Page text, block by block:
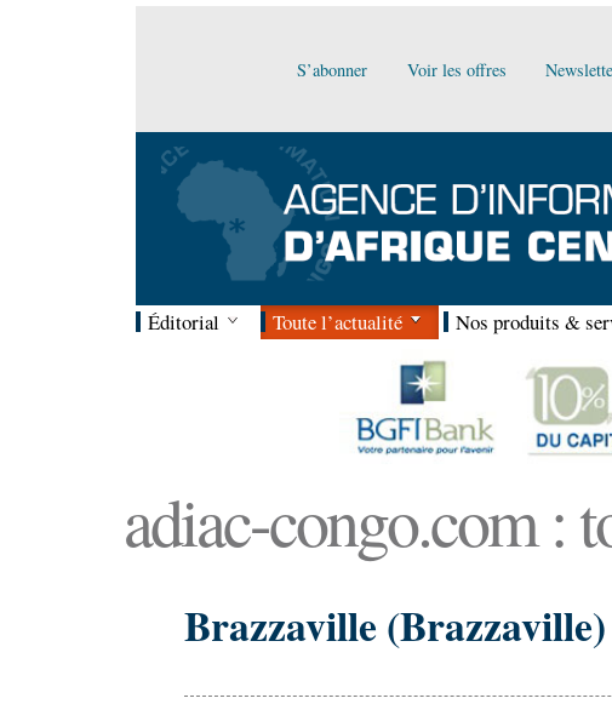
S’abonner Voir les offres
Éditorial Toute l’actualité Nos produits &
adiac-congo.com :
Brazzaville (Brazzaville)